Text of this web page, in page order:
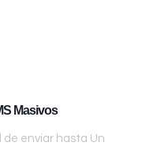
Masivos
de enviar hasta Un